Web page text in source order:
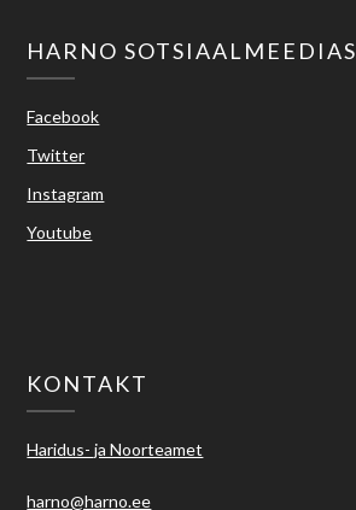
HARNO SOTSIAALMEEDIAS
Facebook
Twitter
Instagram
Youtube
KONTAKT
Haridus- ja Noorteamet
harno@harno.ee